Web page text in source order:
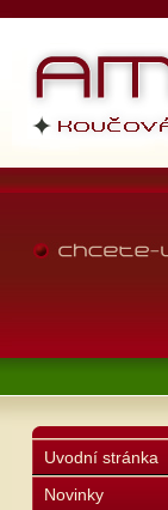
životní
Uvodní stránka
Novinky